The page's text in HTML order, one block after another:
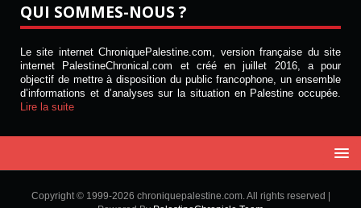
QUI SOMMES-NOUS ?
Le site internet ChroniquePalestine.com, version française du site
internet PalestineChronical.com et créé en juillet 2016, a pour
objectif de mettre à disposition du public francophone, un ensemble
d’informations et d’analyses sur la situation en Palestine occupée.
Lire la suite
Copyright © 1999-2026 chroniquepalestine.com. All rights reserved |